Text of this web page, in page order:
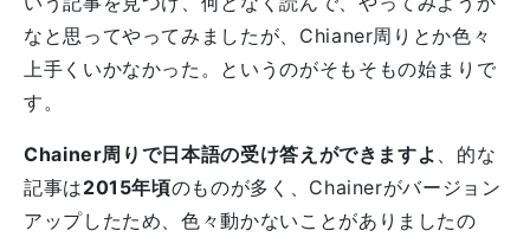
なと思ってやってみましたが、Chianer周りとか色々
上手くいかなかった。というのがそもそもの始まりで
す。
Chainer周りで日本語の受け答えができますよ 、的な
記事は2015年頃のものが多く、Chainerがバージョン
アップしたため、色々動かないことがありましたの